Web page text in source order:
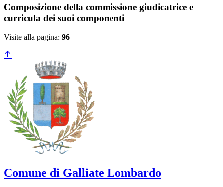
Composizione della commissione giudicatrice e
curricula dei suoi componenti
Visite alla pagina: 96
Comune di Galliate Lombardo